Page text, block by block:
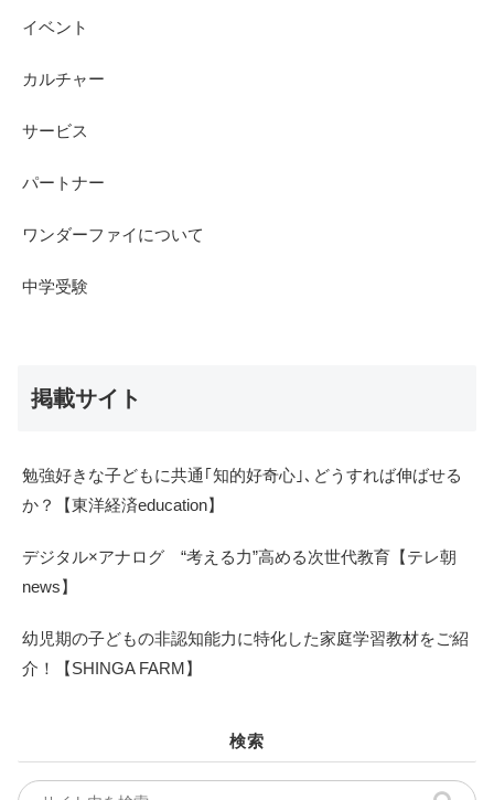
イベント
カルチャー
サービス
パートナー
ワンダーファイについて
中学受験
掲載サイト
勉強好きな子どもに共通｢知的好奇心｣､どうすれば伸ばせる
か？【東洋経済education】
デジタル×アナログ “考える力”高める次世代教育【テレ朝
news】
幼児期の子どもの非認知能力に特化した家庭学習教材をご紹
介！【SHINGA FARM】
検索